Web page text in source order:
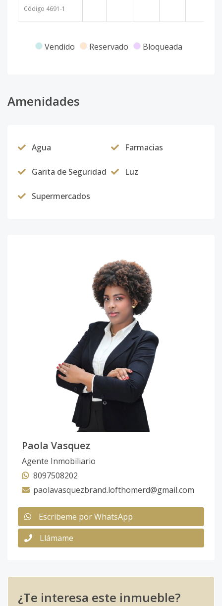
Código 4691-1
Vendido Reservado Bloqueada
Amenidades
Agua Farmacias
Garita de Seguridad Luz
Supermercados
Paola Vasquez
Agente Inmobiliario
8097508202
paolavasquezbrand.lofthomerd@gmail.com
Escribeme por WhatsApp
Llámame
¿Te interesa este inmueble?